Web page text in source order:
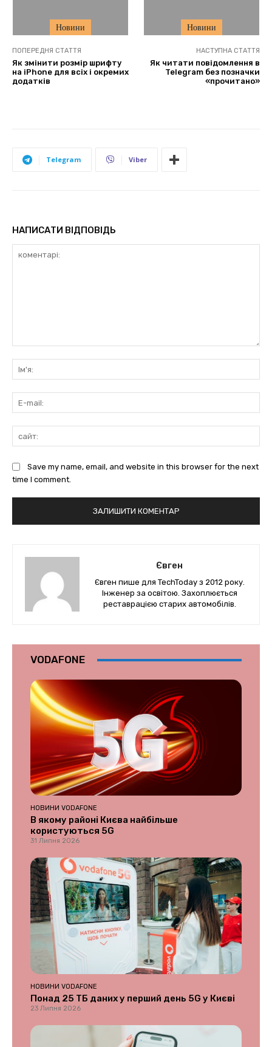
Новини Новини
ПОПЕРЕДНЯ СТАТТЯ
Як змінити розмір шрифту
на iPhone для всіх і окремих
додатків
НАСТУПНА СТАТТЯ
Як читати повідомлення в
Telegram без позначки
«прочитано»
Telegram Viber
НАПИСАТИ ВІДПОВІДЬ
Save my name, email, and website in this browser for the next
time I comment.
Євген
Євген пише для TechToday з 2012 року.
Інженер за освітою. Захоплюється
реставрацією старих автомобілів.
VODAFONE
НОВИНИ VODAFONE
В якому районі Києва найбільше
користуються 5G
31 Липня 2026
НОВИНИ VODAFONE
Понад 25 ТБ даних у перший день 5G у Києві
23 Липня 2026